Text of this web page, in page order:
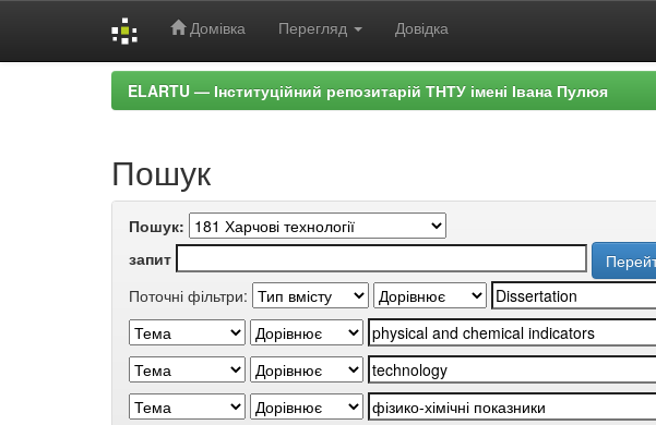
Домівка Перегляд Довідка
ELARTU — Інституційний репозитарій ТНТУ імені Івана Пулюя
Пошук
Пошук:
запит
Поточні фільтри: